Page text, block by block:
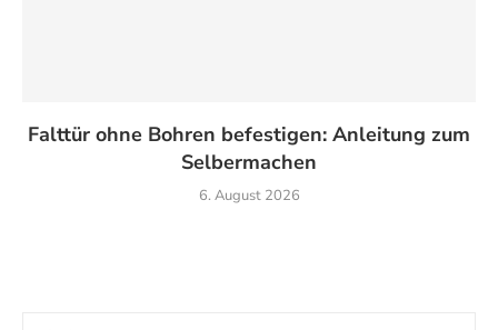
Falttür ohne Bohren befestigen: Anleitung zum
Selbermachen
6. August 2026